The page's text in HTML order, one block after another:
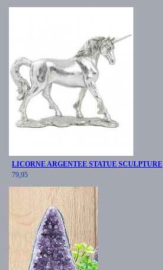
LICORNE ARGENTEE STATUE SCULPTURE
79,95